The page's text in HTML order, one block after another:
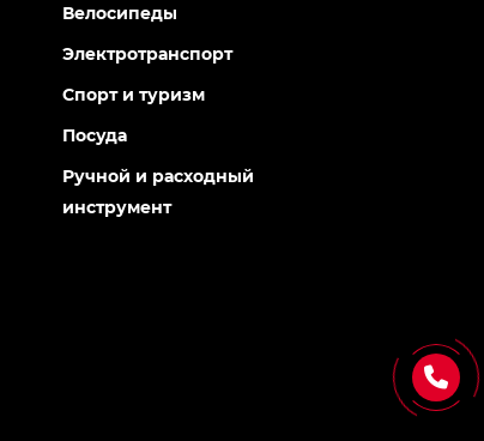
Велосипеды
Электротранспорт
Спорт и туризм
Посуда
Ручной и расходный
инструмент